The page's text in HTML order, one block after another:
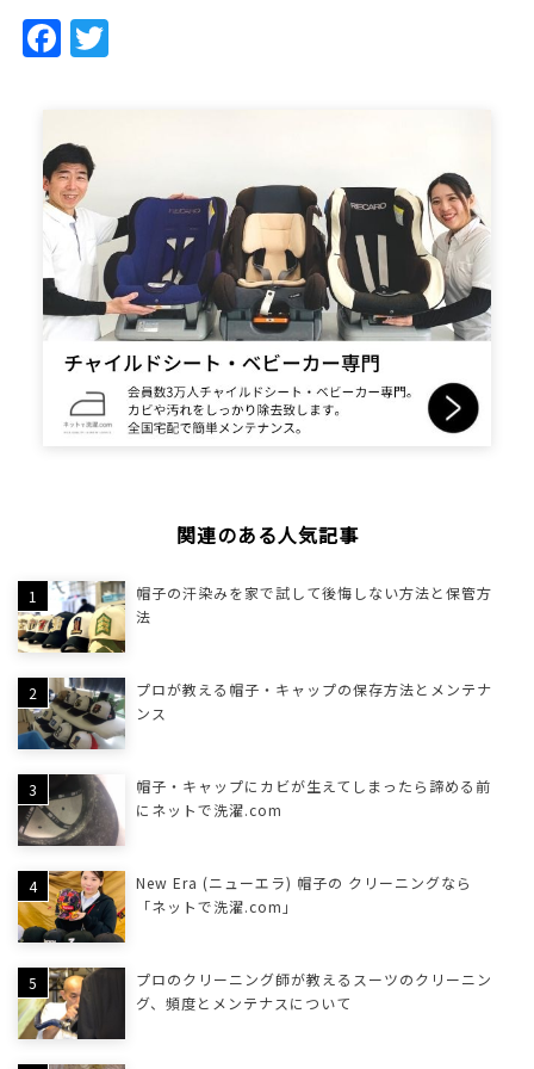
Facebook
関連のある人気記事
帽子の汗染みを家で試して後悔しない方法と保管方
法
プロが教える帽子・キャップの保存方法とメンテナ
ンス
帽子・キャップにカビが生えてしまったら諦める前
にネットで洗濯.com
New Era (ニューエラ) 帽子の クリーニングなら
「ネットで洗濯.com」
プロのクリーニング師が教えるスーツのクリーニン
グ、頻度とメンテナスについて